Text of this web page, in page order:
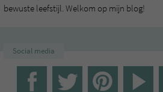
bewuste leefstijl. Welkom op mijn blog!
Social media